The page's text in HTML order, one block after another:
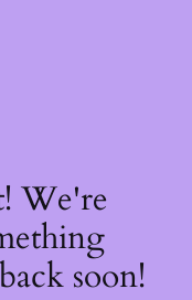
We're
soon!